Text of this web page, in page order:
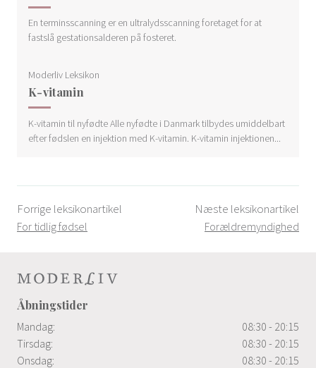
En terminsscanning er en ultralydsscanning foretaget for at
fastslå gestationsalderen på fosteret.
Moderliv Leksikon
K-vitamin
K-vitamin til nyfødte Alle nyfødte i Danmark tilbydes umiddelbart
efter fødslen en injektion med K-vitamin. K-vitamin injektionen...
Forrige leksikonartikel
For tidlig fødsel
Næste leksikonartikel
Forældremyndighed
Åbningstider
Mandag:
08:30 - 20:15
Tirsdag:
08:30 - 20:15
Onsdag:
08:30 - 20:15